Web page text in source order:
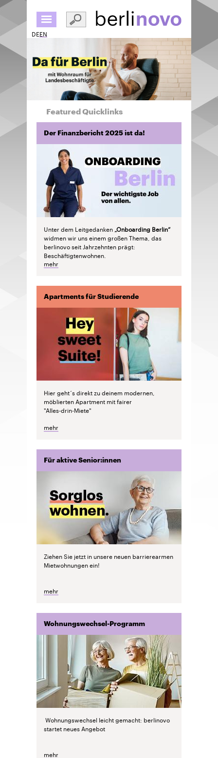
to
main
content
DEEN
Featured Quicklinks
Der Finanzbericht 2025 ist da!
Unter dem Leitgedanken „Onboarding Berlin“
widmen wir uns einem großen Thema, das
berlinovo seit Jahrzehnten prägt:
Beschäftigtenwohnen.
mehr
Apartments für Studierende
Hier geht´s direkt zu deinem modernen,
möblierten Apartment mit fairer
"Alles-drin-Miete"
mehr
Für aktive Senior:innen
Ziehen Sie jetzt in unsere neuen barrierearmen
Mietwohnungen ein!
mehr
Wohnungswechsel-Programm
Wohnungswechsel leicht gemacht: berlinovo
startet neues Angebot
mehr